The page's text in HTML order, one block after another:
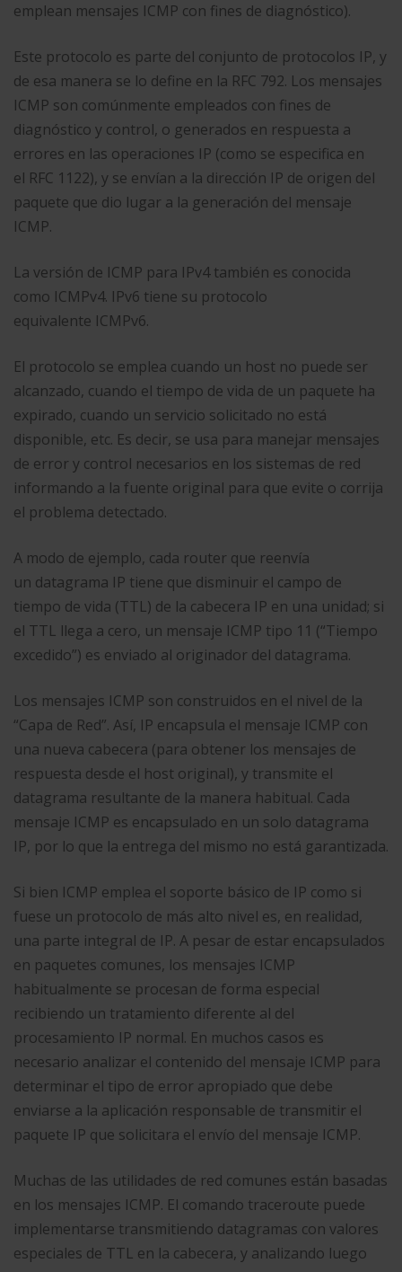
emplean mensajes ICMP con fines de diagnóstico).
Este protocolo es parte del conjunto de protocolos IP, y
de esa manera se lo define en la RFC 792. Los mensajes
ICMP son comúnmente empleados con fines de
diagnóstico y control, o generados en respuesta a
errores en las operaciones IP (como se especifica en
el RFC 1122), y se envían a la dirección IP de origen del
paquete que dio lugar a la generación del mensaje
ICMP.
La versión de ICMP para IPv4 también es conocida
como ICMPv4. IPv6 tiene su protocolo
equivalente ICMPv6.
El protocolo se emplea cuando un host no puede ser
alcanzado, cuando el tiempo de vida de un paquete ha
expirado, cuando un servicio solicitado no está
disponible, etc. Es decir, se usa para manejar mensajes
de error y control necesarios en los sistemas de red
informando a la fuente original para que evite o corrija
el problema detectado.
A modo de ejemplo, cada router que reenvía
un datagrama IP tiene que disminuir el campo de
tiempo de vida (TTL) de la cabecera IP en una unidad; si
el TTL llega a cero, un mensaje ICMP tipo 11 (“Tiempo
excedido”) es enviado al originador del datagrama.
Los mensajes ICMP son construidos en el nivel de la
“Capa de Red”. Así, IP encapsula el mensaje ICMP con
una nueva cabecera (para obtener los mensajes de
respuesta desde el host original), y transmite el
datagrama resultante de la manera habitual. Cada
mensaje ICMP es encapsulado en un solo datagrama
IP, por lo que la entrega del mismo no está garantizada.
Si bien ICMP emplea el soporte básico de IP como si
fuese un protocolo de más alto nivel es, en realidad,
una parte integral de IP. A pesar de estar encapsulados
en paquetes comunes, los mensajes ICMP
habitualmente se procesan de forma especial
recibiendo un tratamiento diferente al del
procesamiento IP normal. En muchos casos es
necesario analizar el contenido del mensaje ICMP para
determinar el tipo de error apropiado que debe
enviarse a la aplicación responsable de transmitir el
paquete IP que solicitara el envío del mensaje ICMP.
Muchas de las utilidades de red comunes están basadas
en los mensajes ICMP. El comando traceroute puede
implementarse transmitiendo datagramas con valores
especiales de TTL en la cabecera, y analizando luego